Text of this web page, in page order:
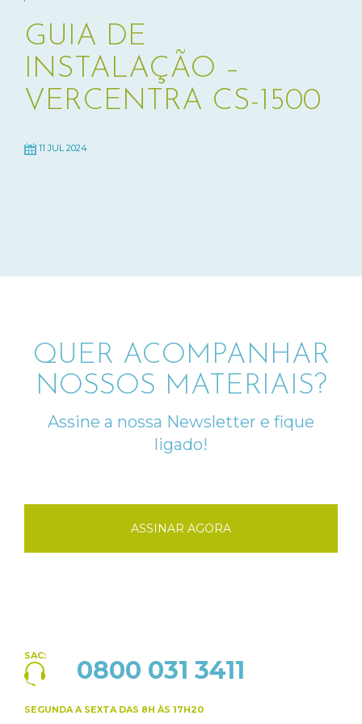
GUIA DE
INSTALAÇÃO –
VERCENTRA CS-1500
11 JUL 2024
QUER ACOMPANHAR
NOSSOS MATERIAIS?
Assine a nossa Newsletter e fique
ligado!
ASSINAR AGORA
SAC: 0800 031 3411
SEGUNDA A SEXTA DAS 8H ÀS 17H20